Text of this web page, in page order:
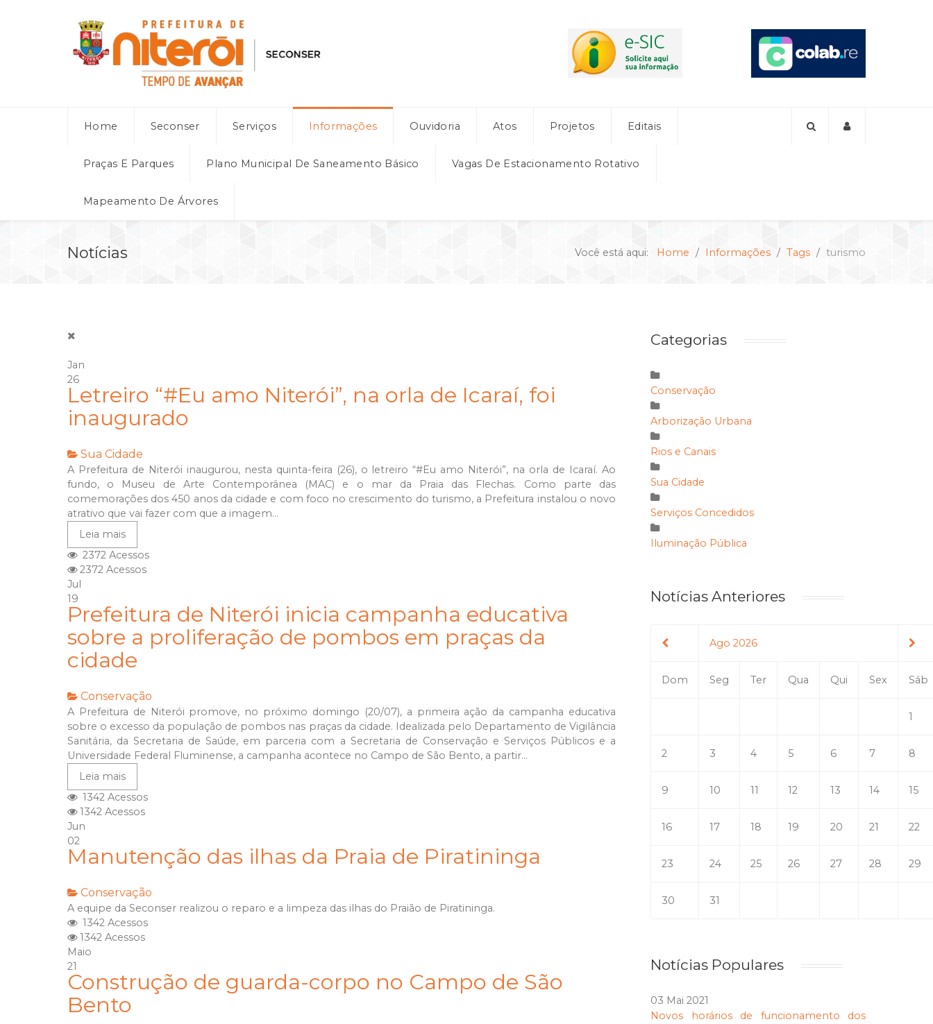
Home Seconser Serviços Informações Ouvidoria Atos Projetos Editais
Praças E Parques Plano Municipal De Saneamento Básico Vagas De Estacionamento Rotativo
Mapeamento De Árvores
Notícias Você está aqui: Home Informações Tags turismo
Jan
26
Letreiro “#Eu amo Niterói”, na orla de Icaraí, foi
inaugurado
Sua Cidade
A Prefeitura de Niterói inaugurou, nesta quinta-feira (26), o letreiro “#Eu amo Niterói”, na orla de Icaraí. Ao
fundo, o Museu de Arte Contemporânea (MAC) e o mar da Praia das Flechas. Como parte das
comemorações dos 450 anos da cidade e com foco no crescimento do turismo, a Prefeitura instalou o novo
atrativo que vai fazer com que a imagem...
Leia mais
2372 Acessos
2372 Acessos
Jul
19
Prefeitura de Niterói inicia campanha educativa
sobre a proliferação de pombos em praças da
cidade
Conservação
A Prefeitura de Niterói promove, no próximo domingo (20/07), a primeira ação da campanha educativa
sobre o excesso da população de pombos nas praças da cidade. Idealizada pelo Departamento de Vigilância
Sanitária, da Secretaria de Saúde, em parceria com a Secretaria de Conservação e Serviços Públicos e a
Universidade Federal Fluminense, a campanha acontece no Campo de São Bento, a partir...
Leia mais
1342 Acessos
1342 Acessos
Jun
02
Manutenção das ilhas da Praia de Piratininga
Conservação
A equipe da Seconser realizou o reparo e a limpeza das ilhas do Praião de Piratininga.
1342 Acessos
1342 Acessos
Maio
21
Construção de guarda-corpo no Campo de São
Bento
Categorias
Conservação
Arborização Urbana
Rios e Canais
Sua Cidade
Serviços Concedidos
Iluminação Pública
Notícias Anteriores
Ago 2026
Dom Seg Ter Qua Qui Sex Sáb
1
2 3 4 5 6 7 8
9 10 11 12 13 14 15
16 17 18 19 20 21 22
23 24 25 26 27 28 29
30 31
Notícias Populares
03 Mai 2021
Novos horários de funcionamento dos